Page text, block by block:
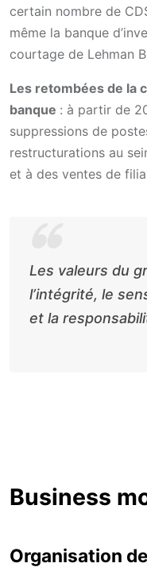
certain nombre de
même la banque
courtage de Lehman
Les retombées de la
banque : à partir de
suppressions de
restructurations au
et à des ventes de
Les valeurs du
l’intégrité, le
et la
Business
Organisation